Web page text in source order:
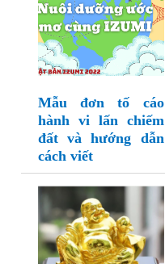
Mẫu đơn tố cáo
hành vi lấn chiếm
đất và hướng dẫn
cách viết